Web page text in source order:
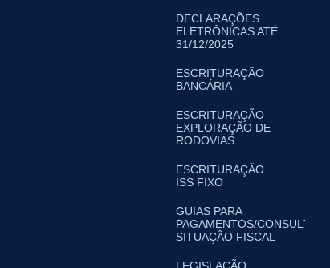
DECLARAÇÕES
ELETRÔNICAS ATÉ
31/12/2025
ESCRITURAÇÃO
BANCÁRIA
ESCRITURAÇÃO
EXPLORAÇÃO DE
RODOVIAS
ESCRITURAÇÃO
ISS FIXO
GUIAS PARA
PAGAMENTOS/CONSULTA
SITUAÇÃO FISCAL